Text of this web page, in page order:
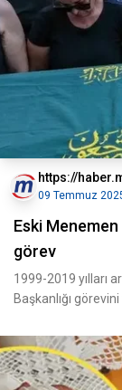
https://
09 Temmuz
Eski Menemen
görev
1999-2019 yılları
Başkanlığı